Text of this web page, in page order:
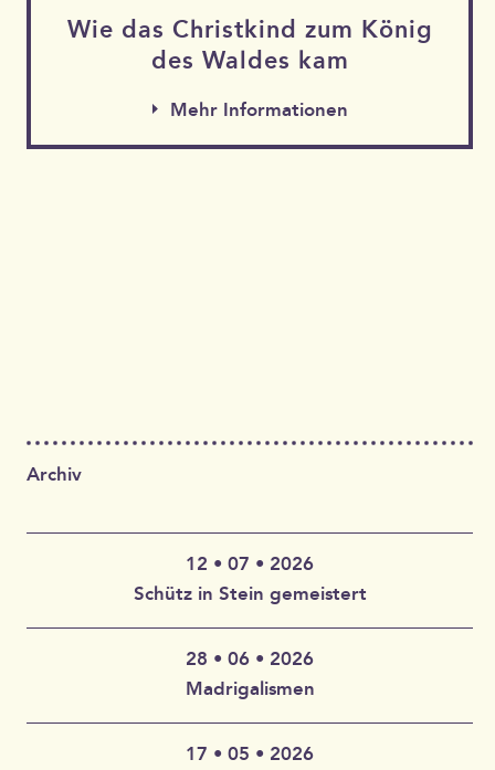
Wie das Christkind zum König
des Waldes kam
Mehr Informationen
Archiv
Schütz in Stein gemeistert
12 • 07 • 2026
Claudia Wahlbuhl – Violine, Bratsche, Gambe, Gesang |
Thomas Wahlbuhl – Akkordeon, Gesang | Jan Geisler –
Klarinette, Saxophon, Gesang | Holger Vandrich –
Gitarre, Gesang | Stefan Garthoff – Gesang, Melodica |
Madrigalismen
28 • 06 • 2026
17 • 05 • 2026